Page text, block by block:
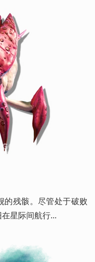
的残骸。尽管处于破败
星际间航行...